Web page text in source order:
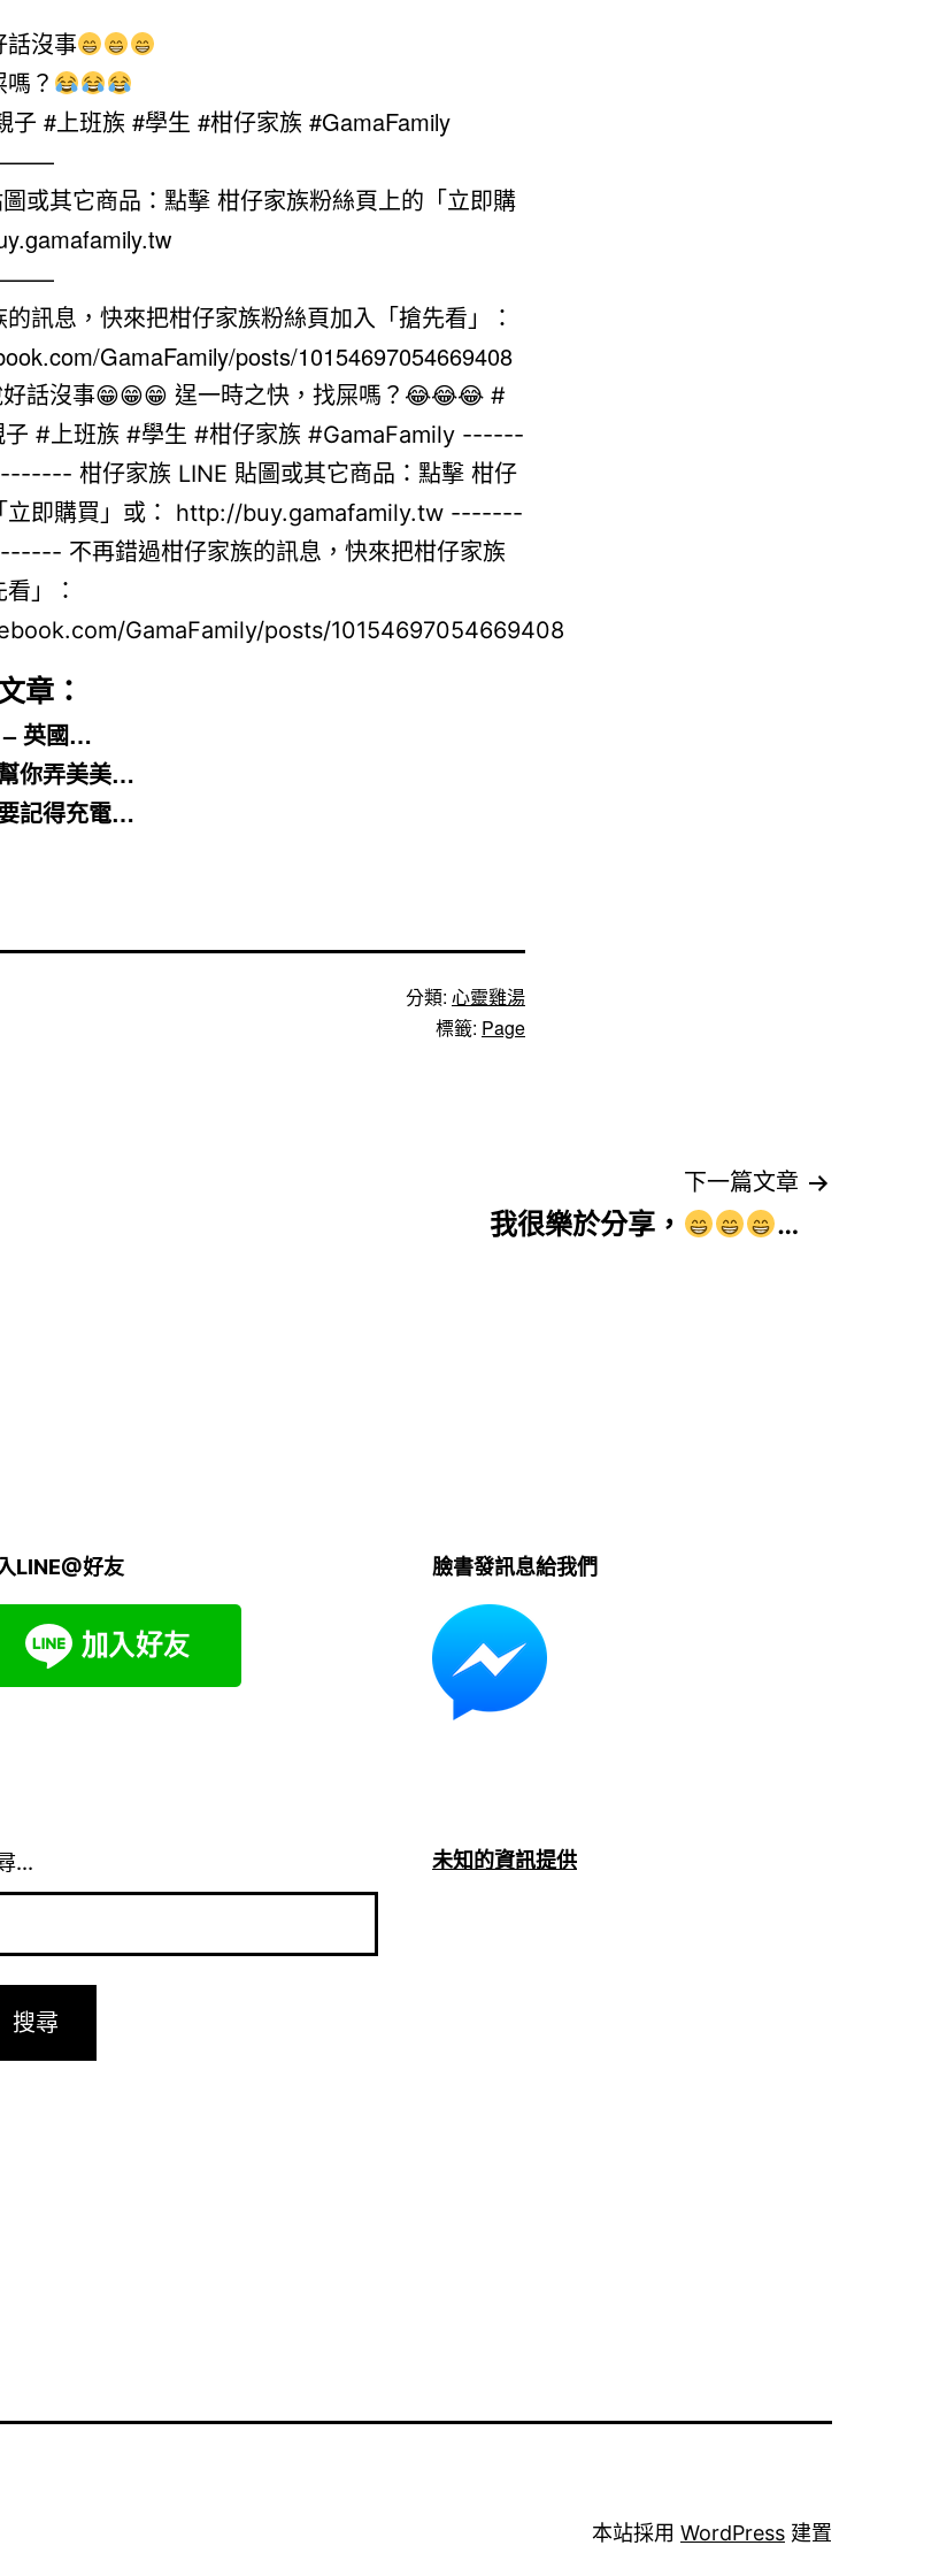
話沒事
？
子 #上班族 #學生 #柑仔家族 #GamaFamily
或其它商品：點擊 柑仔家族粉絲頁上的「立即購
訊息，快來把柑仔家族粉絲頁加入「搶先看」：
GamaFamily/posts/10154697054669408
章：
– 英國…
你弄美美…
記得充電…
分類: 心靈雞湯
標籤: Page
下一篇文章
我很樂於分享，
…
LINE@好友 臉書發訊息給我們
... 未知的資訊提供
本站採用 WordPress 建置